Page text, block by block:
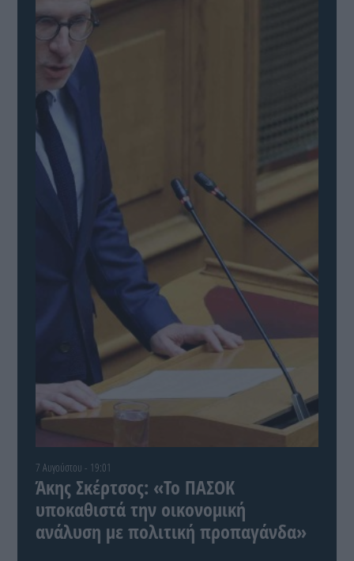
7 Αυγούστου - 19:01
Άκης Σκέρτσος: «Το ΠΑΣΟΚ
υποκαθιστά την οικονομική
ανάλυση με πολιτική προπαγάνδα»